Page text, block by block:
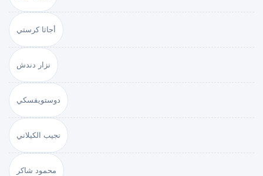
أجاثا كرستي
نزار دندش
دوستويفسكي
نجيب الكيلاني
محمود شاكر